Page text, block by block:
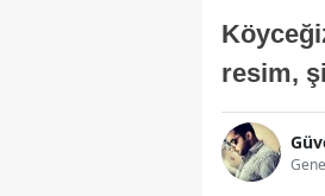
resim,